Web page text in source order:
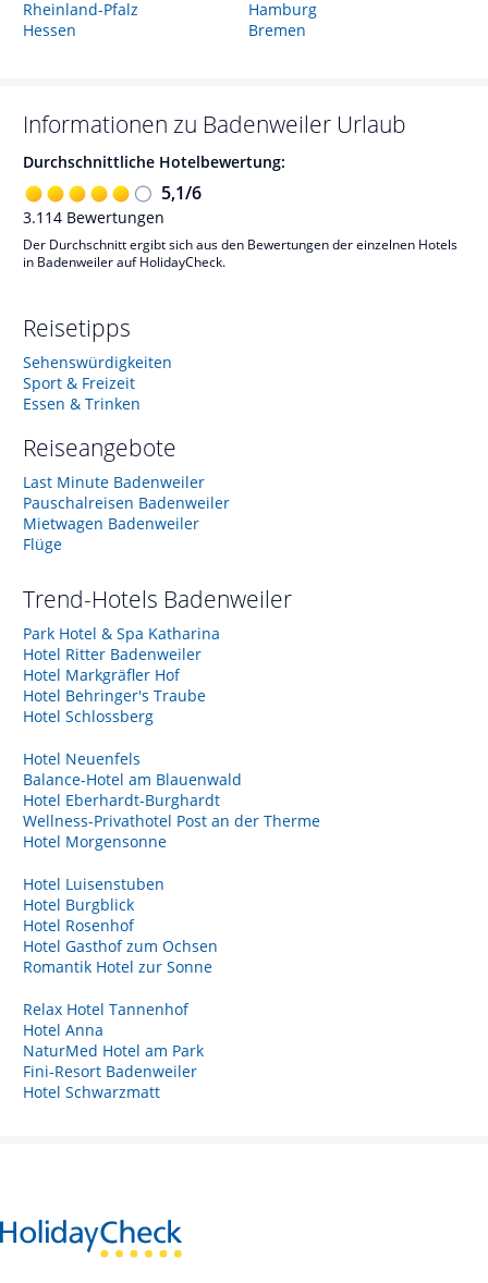
Rheinland-Pfalz
Hessen
Hamburg
Bremen
Informationen zu Badenweiler Urlaub
Durchschnittliche Hotelbewertung:
5,1/6
3.114 Bewertungen
Der Durchschnitt ergibt sich aus den Bewertungen der einzelnen Hotels
in Badenweiler auf HolidayCheck.
Reisetipps
Sehenswürdigkeiten
Sport & Freizeit
Essen & Trinken
Reiseangebote
Last Minute Badenweiler
Pauschalreisen Badenweiler
Mietwagen Badenweiler
Flüge
Trend-Hotels Badenweiler
Park Hotel & Spa Katharina
Hotel Ritter Badenweiler
Hotel Markgräfler Hof
Hotel Behringer's Traube
Hotel Schlossberg
Hotel Neuenfels
Balance-Hotel am Blauenwald
Hotel Eberhardt-Burghardt
Wellness-Privathotel Post an der Therme
Hotel Morgensonne
Hotel Luisenstuben
Hotel Burgblick
Hotel Rosenhof
Hotel Gasthof zum Ochsen
Romantik Hotel zur Sonne
Relax Hotel Tannenhof
Hotel Anna
NaturMed Hotel am Park
Fini-Resort Badenweiler
Hotel Schwarzmatt